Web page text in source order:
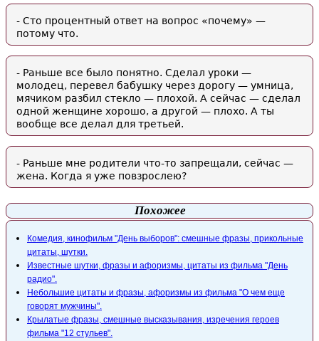
- Сто процентный ответ на вопрос «почему» —
потому что.
- Раньше все было понятно. Сделал уроки —
молодец, перевел бабушку через дорогу — умница,
мячиком разбил стекло — плохой. А сейчас — сделал
одной женщине хорошо, а другой — плохо. А ты
вообще все делал для третьей.
- Раньше мне родители что-то запрещали, сейчас —
жена. Когда я уже повзрослею?
Похожее
Комедия, кинофильм "День выборов": смешные фразы, прикольные
цитаты, шутки.
Известные шутки, фразы и афоризмы, цитаты из фильма "День
радио".
Небольшие цитаты и фразы, афоризмы из фильма "О чем еще
говорят мужчины".
Крылатые фразы, смешные высказывания, изречения героев
фильма "12 стульев".